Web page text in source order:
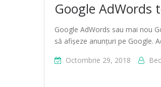
Google AdWords
Google AdWords sau mai nou
să afișeze anunțuri pe Google.
Octombrie 29, 2018